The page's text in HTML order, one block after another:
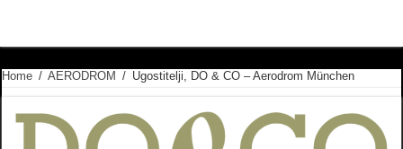
Home / AERODROM / Ugostitelji, DO & CO – Aerodrom München